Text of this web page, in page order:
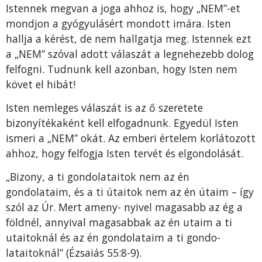
Istennek megvan a joga ahhoz is, hogy „NEM”-et
mondjon a gyógyulásért mondott imára. Isten
hallja a ké­rést, de nem hallgatja meg. Istennek ezt
a „NEM” szóval adott válaszát a legnehezebb dolog
felfogni. Tudnunk kell azonban, hogy Isten nem
követ el hibát!
Isten nemleges válaszát is az ő szeretete
bizonyítéka­ként kell elfogadnunk. Egyedül Isten
ismeri a „NEM” okát. Az emberi értelem korlátozott
ahhoz, hogy felfogja Isten tervét és elgondolását.
„Bizony, a ti gondolataitok nem az én
gondolataim, és a ti útaitok nem az én útaim – így
szól az Úr. Mert ameny- nyivel magasabb az ég a
földnél, annyival magasabbak az én utaim a ti
utaitoknál és az én gondolataim a ti gondo­
lataitoknál” (Ézsaiás 55:8-9).